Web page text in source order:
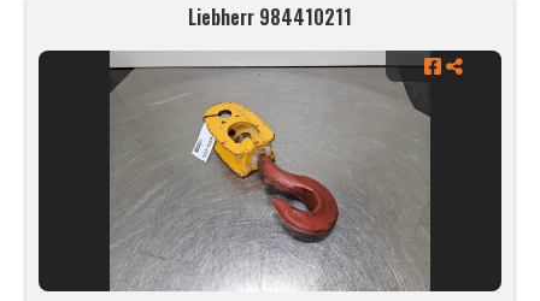
Liebherr 984410211